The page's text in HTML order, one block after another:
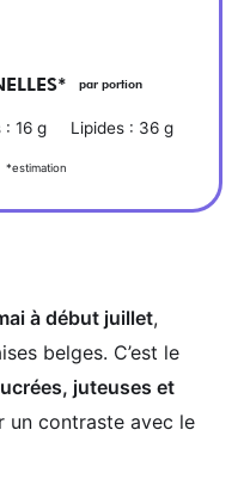
par portion
:16 g Lipides : 36 g
*estimation
à début juillet,
belges. C’est le
juteuses et
un contraste avec le